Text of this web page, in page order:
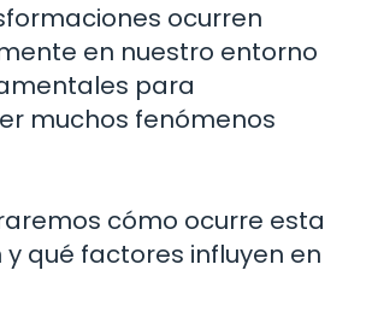
ocurren
en nuestro entorno
para
muchos fenómenos
cómo ocurre esta
y qué factores influyen en